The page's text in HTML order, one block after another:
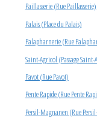
Paillasserie (Rue Paillasserie)
Palais (Place du Palais)
Palapharnerie (Rue
Saint-Agricol (Passage
Pavot (Rue Pavot)
Pente Rapide (Rue Pente
Persil-Magnanen (Rue